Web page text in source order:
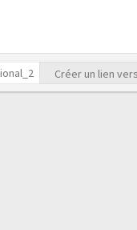
Créer un lien vers